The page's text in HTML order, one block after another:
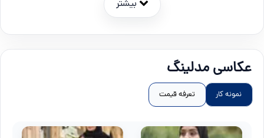
بیشتر
عکاسی مدلینگ
نمونه کار تعرفه قیمت